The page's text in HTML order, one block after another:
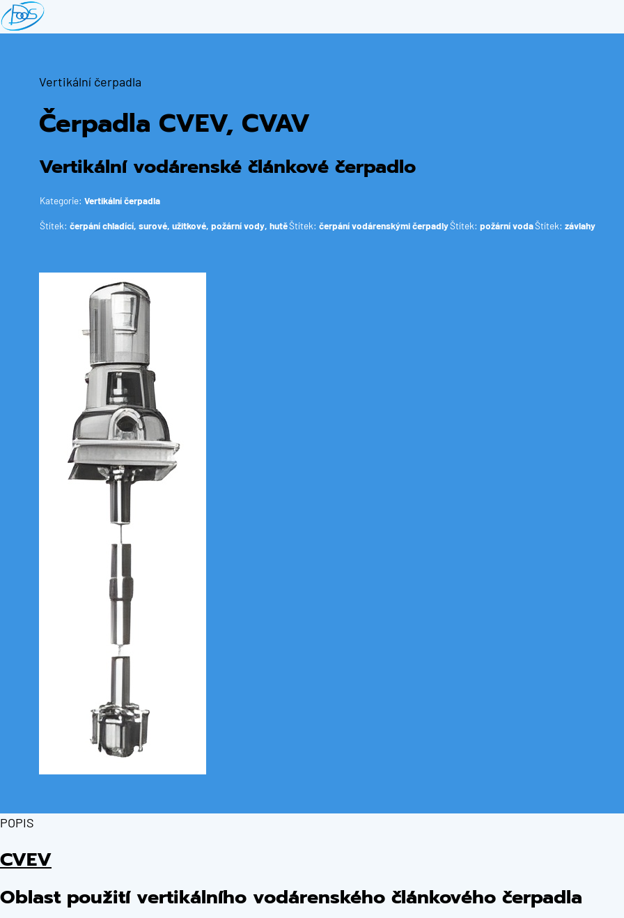
Přejít
k
Vertikální čerpadla
Čerpadla CVEV, CVAV
Vertikální vodárenské článkové čerpadlo
Kategorie:Vertikální čerpadla
Štítek:čerpání chladící, surové, užitkové, požární vody, hutěŠtítek:čerpání vodárenskými čerpadlyŠtítek:požární vodaŠtítek:závlahy
POPIS
CVEV
Oblast použití vertikálního vodárenského článkového čerpadla